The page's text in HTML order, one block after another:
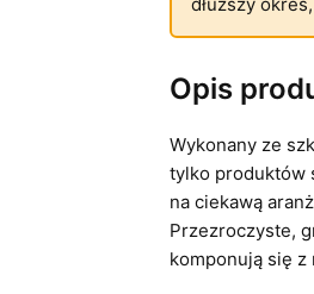
Opis
Wykonany ze
tylko produktów
na ciekawą
Przezroczyste,
komponują się